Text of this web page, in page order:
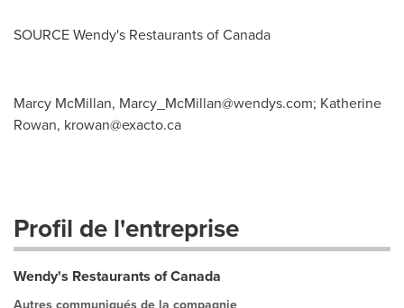
SOURCE Wendy's Restaurants ofCanada
Marcy McMillan, Marcy_McMillan@wendys.com; Katherine
Rowan, krowan@exacto.ca
Profil de l'entreprise
Wendy's Restaurants of Canada